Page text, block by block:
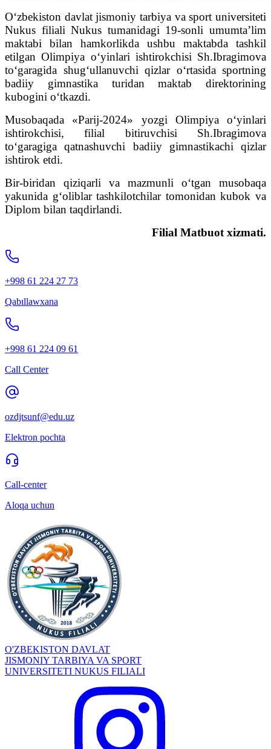
O‘zbekiston davlat jismoniy tarbiya va sport universiteti
Nukus filiali Nukus tumanidagi 19-sonli umumta’lim
maktabi bilan hamkorlikda ushbu maktabda tashkil
etilgan Olimpiya o‘yinlari ishtirokchisi Sh.Ibragimova
to‘garagida shug‘ullanuvchi qizlar o‘rtasida sportning
badiiy gimnastika turidan maktab direktorining
kubogini o‘tkazdi.
Musobaqada «Parij-2024» yozgi Olimpiya o‘yinlari
ishtirokchisi, filial bitiruvchisi Sh.Ibragimova
to‘garagiga qatnashuvchi badiiy gimnastikachi qizlar
ishtirok etdi.
Bir-biridan qiziqarli va mazmunli o‘tgan musobaqa
yakunida g‘oliblar tashkilotchilar tomonidan kubok va
Diplom bilan taqdirlandi.
Filial Matbuot xizmati.
+998 61 224 27 73
Qabıllawxana
+998 61 224 09 61
Call Center
ozdjtsunf@edu.uz
Elektron pochta
Call-center
Aloqa uchun
O'ZBEKISTON DAVLAT
JISMONIY TARBIYA VA SPORT
UNIVERSITETI NUKUS FILIALI